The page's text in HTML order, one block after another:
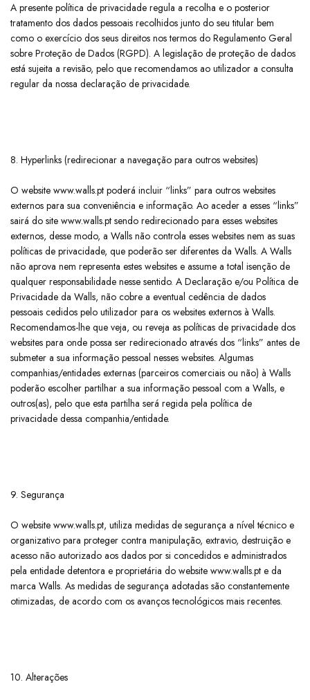
​A presente política de privacidade regula a recolha e o posterior
tratamento dos dados pessoais recolhidos junto do seu titular bem
como o exercício dos seus direitos nos termos do Regulamento Geral
sobre Proteção de Dados (RGPD). A legislação de proteção de dados
está sujeita a revisão, pelo que recomendamos ao utilizador a consulta
regular da nossa declaração de privacidade.
8. Hyperlinks (redirecionar a navegação para outros websites)
​O website www.walls.pt poderá incluir “links” para outros websites
externos para sua conveniência e informação. Ao aceder a esses “links”
sairá do site www.walls.pt sendo redirecionado para esses websites
externos, desse modo, a Walls não controla esses websites nem as suas
políticas de privacidade, que poderão ser diferentes da Walls. A Walls
não aprova nem representa estes websites e assume a total isenção de
qualquer responsabilidade nesse sentido. A Declaração e/ou Política de
Privacidade da Walls, não cobre a eventual cedência de dados
pessoais cedidos pelo utilizador para os websites externos à Walls.
Recomendamos-lhe que veja, ou reveja as políticas de privacidade dos
websites para onde possa ser redirecionado através dos “links” antes de
submeter a sua informação pessoal nesses websites. Algumas
companhias/entidades externas (parceiros comerciais ou não) à Walls
poderão escolher partilhar a sua informação pessoal com a Walls, e
outros(as), pelo que esta partilha será regida pela política de
privacidade dessa companhia/entidade.
9. Segurança
​O website www.walls.pt, utiliza medidas de segurança a nível técnico e
organizativo para proteger contra manipulação, extravio, destruição e
acesso não autorizado aos dados por si concedidos e administrados
pela entidade detentora e proprietária do website www.walls.pt e da
marca Walls. As medidas de segurança adotadas são constantemente
otimizadas, de acordo com os avanços tecnológicos mais recentes.
10. Alterações